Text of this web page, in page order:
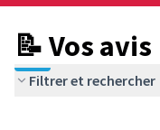
📝 Vos avis
Filtrer et rechercher